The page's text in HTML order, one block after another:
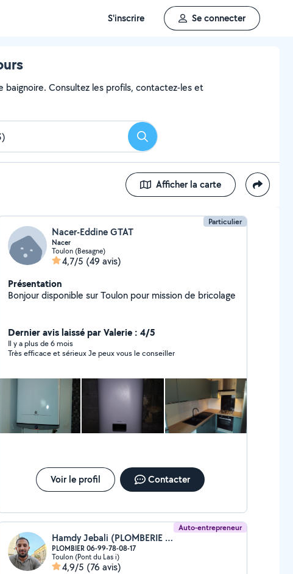
S'inscrire Se connecter
baignoire. Consultez les profils, contactez-les et
Rechercher
Afficher la carte
Particulier
Nacer-Eddine GTAT
Nacer
Toulon (Besagne)
4,7/5 (49 avis)
Présentation
Bonjour disponible sur Toulon pour mission de bricolage
Dernier avis laissé par Valerie : 4/5
Il y a plus de 6 mois
Très efficace et sérieux Je peux vous le conseiller
Voir le profil Contacter
Auto-entrepreneur
Hamdy Jebali (PLOMBERIE TOULON CITY)
PLOMBIER 06-99-78-08-17
Toulon (Pont du Las i)
4,9/5 (76 avis)